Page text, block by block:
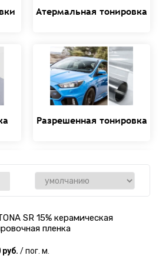
Атермальная тонировка
Разрешенная тонировка
Противоударные
антискольные пленки
SR 15% керамическая
пленка
руб. / пог. м.